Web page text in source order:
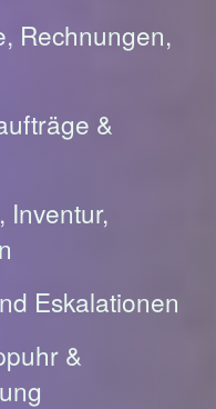
Rechnungen,
&
Inventur,
Eskalationen
&